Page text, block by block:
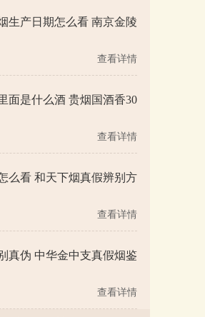
生产日期怎么看 南京金陵
查看详情
面是什么酒 贵烟国酒香30
查看详情
么看 和天下烟真假辨别方
查看详情
真伪 中华金中支真假烟鉴
查看详情